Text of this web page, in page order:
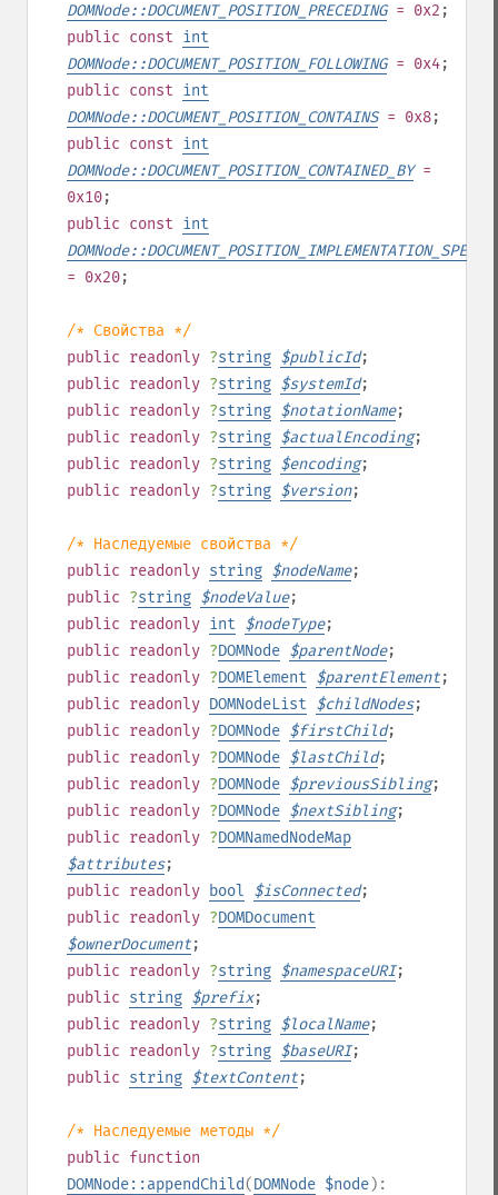
DOMNode::DOCUMENT_POSITION_PRECEDING= 0x2 ;
public const int
DOMNode::DOCUMENT_POSITION_FOLLOWING= 0x4;
public const int
DOMNode::DOCUMENT_POSITION_CONTAINS= 0x8;
public const int
DOMNode::DOCUMENT_POSITION_CONTAINED_BY=
0x10;
public const int
= 0x20;
/* Свойства */
public readonly ?string $publicId;
public readonly ?string $systemId;
public readonly ?string $notationName;
public readonly ?string $actualEncoding;
public readonly ?string $encoding;
public readonly ?string $version;
/* Наследуемые свойства */
public readonly string $nodeName;
public ?string $nodeValue;
public readonly int $nodeType;
public readonly ?DOMNode $parentNode;
public readonly ?DOMElement $parentElement;
public readonly DOMNodeList $childNodes;
public readonly ?DOMNode $firstChild;
public readonly ?DOMNode $lastChild;
public readonly ?DOMNode $previousSibling;
public readonly ?DOMNode $nextSibling;
public readonly ?DOMNamedNodeMap
$attributes;
public readonly bool $isConnected;
public readonly ?DOMDocument
$ownerDocument;
public readonly ?string $namespaceURI;
public string $prefix;
public readonly ?string $localName;
public readonly ?string $baseURI;
public string $textContent;
/* Наследуемые методы */
public function
DOMNode::appendChild(DOMNode $node):